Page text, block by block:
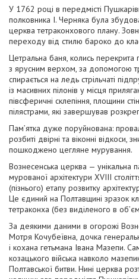
У 1762 році в передмісті
полковника І. Черняка була
церква тетраконхового плану.
переходу від стилю бароко до
Цетральна баня, колись перекрита
з ярусним верхом, за допомогою
спирається на ледь стрільчаті
із масивних пілонів у місця
півсферичні склепіння, площини
пілястрами, які завершував
Пам’ятка дуже поруйнована:
розбиті двірні та віконні
пошкоджено цегляне мурування.
Вознесенська церква — унікальна
мурованої архітектури ХVIII
(пізнього) етапу розвитку
Це єдиний на Полтавщині зразок
тетраконха (без виділеного в
За деякими даними в огорожі
Мотря Кочубеївна, дочка
і кохана гетьмана Івана Мазепи.
козацького війська навколо
Полтавської битви. Нині церква